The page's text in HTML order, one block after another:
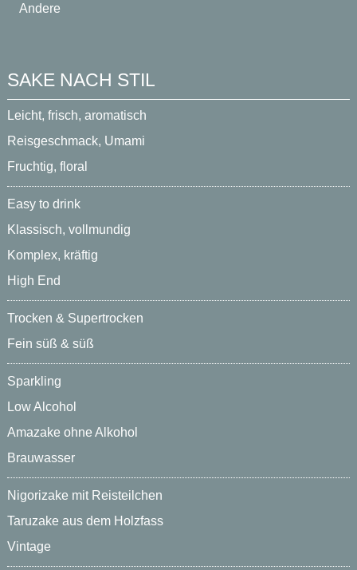
Andere
SAKE NACH STIL
Leicht, frisch, aromatisch
Reisgeschmack, Umami
Fruchtig, floral
Easy to drink
Klassisch, vollmundig
Komplex, kräftig
High End
Trocken & Supertrocken
Fein süß & süß
Sparkling
Low Alcohol
Amazake ohne Alkohol
Brauwasser
Nigorizake mit Reisteilchen
Taruzake aus dem Holzfass
Vintage